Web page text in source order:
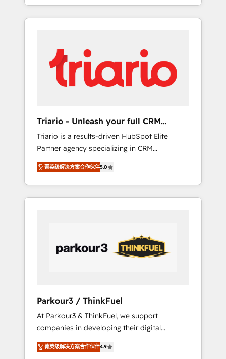
of your team, we believe in the power of
partnership. Together, we embark on a
your business. If not now, when?
partner in HubSpot's ecosystem for a reason.
Their team brings over a decade of
strategies for driving growth. They are
committed to helping our customers grow
and finding solutions that fit their unique
business needs. We are thrilled to have Blue
HubSpot “Our experience with the team at
Blue Frog has been nothing short of
extraordinary. Their years of experience and
quality of skilled staff has earned them a
trusted reputation within the HubSpot
ecosystem as a reliable partner capable of
delivering remarkable experiences for our
Triario - Unleash your full CRM
potential
Triario is a results-driven HubSpot Elite
Partner agency specializing in CRM
implementations & migrations, Revenue
Operations, Custom Integrations, Custom AI
agents and AI-ready Website Design With
over 15 years of experience, we help
through smart automation, data hygiene, and
tailored HubSpot solutions. Our clients
choose us because we blend the expertise of
Our Services: HubSpot implementations &
data migration Custom AI agents Revenue
Operations API integrations AI-ready Website
design Let’s turn your CRM into your growth
engine!
菁英级解决方案合作伙伴5.0
Parkour3 / ThinkFuel
At Parkour3 & ThinkFuel, we support
companies in developing their digital
strategies by leveraging technologies and
automating their marketing and sales
菁英级解决方案合作伙伴4.9